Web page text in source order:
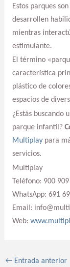
Estos parques
desarrollen
mientras
estimulante.
El término
característica
plástico de
espacios de
¿Estás buscando
parque infantil?
Multiplaypara
servicios.
Multiplay
Teléfono: 900
WhatsApp: 691
Email:
Web:
←Entrada anterior